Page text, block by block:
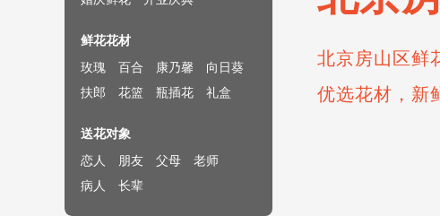
北京房山区鲜
优选花材，新
鲜花花材
玫瑰
百合 康乃馨
向日葵
扶郎
花篮 瓶插花 礼盒
送花对象
恋人
朋友 父母
老师
病人
长辈